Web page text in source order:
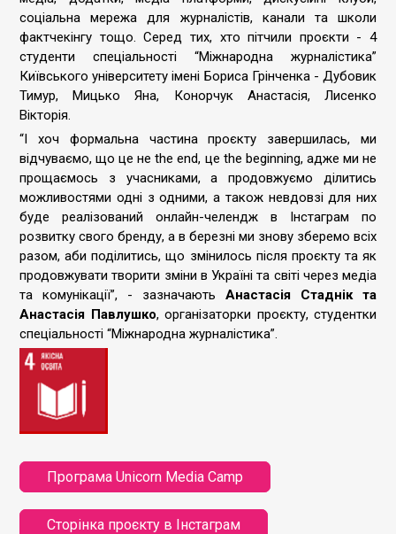
соціальна мережа для журналістів, канали та школи
фактчекінгу тощо. Серед тих, хто пітчили проєкти - 4
студенти спеціальності “Міжнародна журналістика”
Київського університету імені Бориса Грінченка - Дубовик
Тимур, Мицько Яна, Конорчук Анастасія, Лисенко
Вікторія.
“І хоч формальна частина проєкту завершилась, ми
відчуваємо, що це не the end, це the beginning, адже ми не
прощаємось з учасниками, а продовжуємо ділитись
можливостями одні з одними, а також невдовзі для них
буде реалізований онлайн-челендж в Інстаграм по
розвитку свого бренду, а в березні ми знову зберемо всіх
разом, аби поділитись, що змінилось після проєкту та як
продовжувати творити зміни в Україні та світі через медіа
та комунікації”, - зазначають Анастасія Стаднік та
Анастасія Павлушко, організаторки проєкту, студентки
спеціальності “Міжнародна журналістика”.
Програма Unicorn Media Camp
Сторінка проєкту в Інстаграм